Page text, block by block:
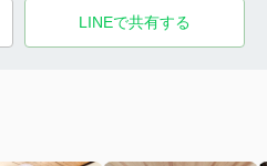
LINEで共有する